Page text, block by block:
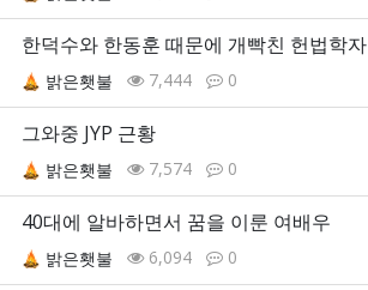
한덕수와 한동훈 때문에 개빡친 헌법학자
밝은횃불 7,444 0
그와중 JYP 근황
밝은횃불 7,574 0
40대에 알바하면서 꿈을 이룬 여배우
밝은횃불 6,094 0